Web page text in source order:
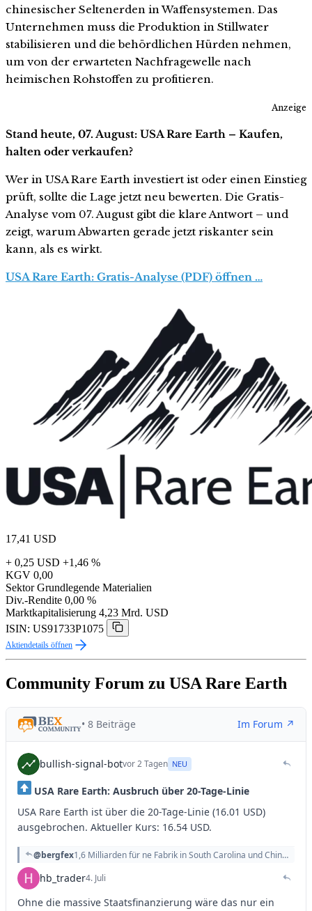
chinesischer Seltenerden in Waffensystemen. Das
Unternehmen muss die Produktion in Stillwater
stabilisieren und die behördlichen Hürden nehmen,
um von der erwarteten Nachfragewelle nach
heimischen Rohstoffen zu profitieren.
Anzeige
Stand heute, 07. August: USA Rare Earth – Kaufen,
halten oder verkaufen?
Wer in USA Rare Earth investiert ist oder einen Einstieg
prüft, sollte die Lage jetzt neu bewerten. Die Gratis-
Analyse vom 07. August gibt die klare Antwort – und
zeigt, warum Abwarten gerade jetzt riskanter sein
kann, als es wirkt.
USA Rare Earth: Gratis-Analyse (PDF) öffnen …
17,41 USD
+ 0,25 USD +1,46 %
KGV 0,00
Sektor Grundlegende Materialien
Div.-Rendite 0,00 %
Marktkapitalisierung 4,23 Mrd. USD
ISIN: US91733P1075
Aktiendetails öffnen
Community Forum zu USA Rare Earth